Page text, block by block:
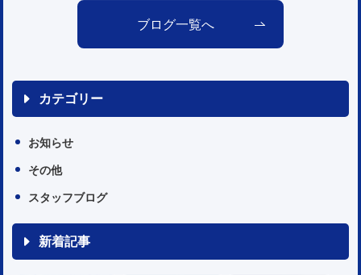
ブログ一覧へ
カテゴリー
お知らせ
その他
スタッフブログ
新着記事